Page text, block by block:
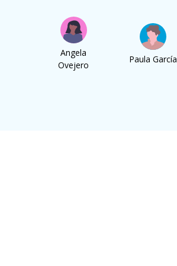
Angela
Ovejero
Paula García